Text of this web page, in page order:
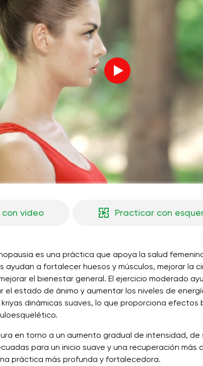
vuelo del alma
sueños
silencio de
la voz del viento
bosque de
video Practicar con
es una práctica que apoya la salud
ayudan a fortalecer huesos y músculos, mejorar la
el bienestar general. El ejercicio moderado
el estado de ánimo y aumentar los niveles de
dinámicas suaves, lo que proporciona efectos
en torno a un aumento gradual de intensidad, de
para un inicio suave y una recuperación más
práctica más profunda y fortalecedora.